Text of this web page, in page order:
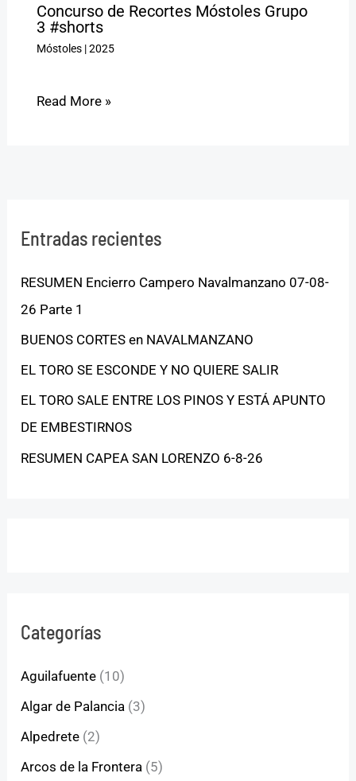
Concurso de Recortes Móstoles Grupo
3 #shorts
Móstoles|2025
Read More »
Entradas recientes
RESUMEN Encierro Campero Navalmanzano 07-08-
26 Parte 1
BUENOS CORTES en NAVALMANZANO
EL TORO SE ESCONDE Y NO QUIERE SALIR
EL TORO SALE ENTRE LOS PINOS Y ESTÁ APUNTO
DE EMBESTIRNOS
RESUMEN CAPEA SAN LORENZO 6-8-26
Categorías
Aguilafuente (10)
Algar de Palancia (3)
Alpedrete (2)
Arcos de la Frontera (5)